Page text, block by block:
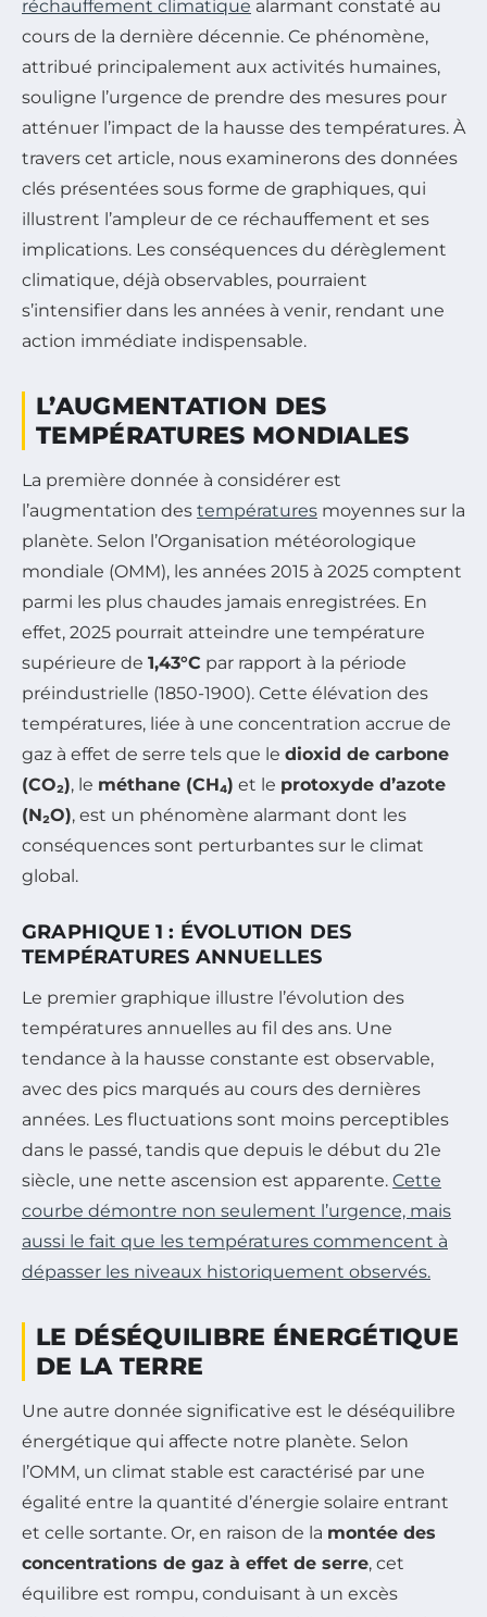
réchauffement climatique alarmant constaté au
cours de la dernière décennie. Ce phénomène,
attribué principalement aux activités humaines,
souligne l’urgence de prendre des mesures pour
atténuer l’impact de la hausse des températures. À
travers cet article, nous examinerons des données
clés présentées sous forme de graphiques, qui
illustrent l’ampleur de ce réchauffement et ses
implications. Les conséquences du dérèglement
climatique, déjà observables, pourraient
s’intensifier dans les années à venir, rendant une
action immédiate indispensable.
L’AUGMENTATION DES
TEMPÉRATURES MONDIALES
La première donnée à considérer est
l’augmentation des températures moyennes sur la
planète. Selon l’Organisation météorologique
mondiale (OMM), les années 2015 à 2025 comptent
parmi les plus chaudes jamais enregistrées. En
effet, 2025 pourrait atteindre une température
supérieure de 1,43°C par rapport à la période
préindustrielle (1850-1900). Cette élévation des
températures, liée à une concentration accrue de
gaz à effet de serre tels que le dioxid de carbone
(CO₂), le méthane (CH₄) et le protoxyde d’azote
(N₂O), est un phénomène alarmant dont les
conséquences sont perturbantes sur le climat
global.
GRAPHIQUE 1 : ÉVOLUTION DES
TEMPÉRATURES ANNUELLES
Le premier graphique illustre l’évolution des
températures annuelles au fil des ans. Une
tendance à la hausse constante est observable,
avec des pics marqués au cours des dernières
années. Les fluctuations sont moins perceptibles
dans le passé, tandis que depuis le début du 21e
siècle, une nette ascension est apparente. Cette
courbe démontre non seulement l’urgence, mais
aussi le fait que les températures commencent à
dépasser les niveaux historiquement observés.
LE DÉSÉQUILIBRE ÉNERGÉTIQUE
DE LA TERRE
Une autre donnée significative est le déséquilibre
énergétique qui affecte notre planète. Selon
l’OMM, un climat stable est caractérisé par une
égalité entre la quantité d’énergie solaire entrant
et celle sortante. Or, en raison de la montée des
concentrations de gaz à effet de serre, cet
équilibre est rompu, conduisant à un excès